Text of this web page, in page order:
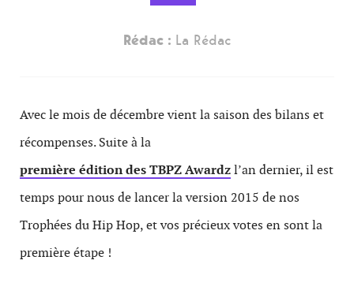
Rédac : La Rédac
Avec le mois de décembre vient la saison des bilans et
récompenses. Suite à la
première édition des TBPZ Awardzl’an dernier, il est
temps pour nous de lancer la version 2015 de nos
Trophées du Hip Hop, et vos précieux votes en sont la
première étape !